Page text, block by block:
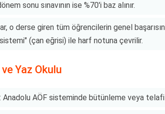
sonu sınavının ise %70'i baz alınır.
o derse giren tüm öğrencilerin genel
(çan eğrisi) ile harf notuna çevrilir.
Yaz Okulu
Anadolu AÖF sisteminde bütünleme veya telafi